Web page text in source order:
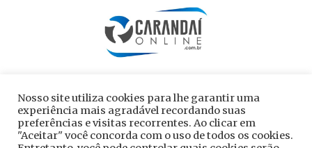
Nosso site utiliza cookies para lhe garantir uma
experiência mais agradável recordando suas
preferências e visitas recorrentes. Ao clicar em
"Aceitar" você concorda com o uso de todos os cookies.